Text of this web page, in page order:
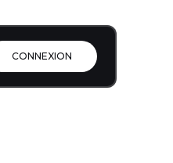
CONNEXION